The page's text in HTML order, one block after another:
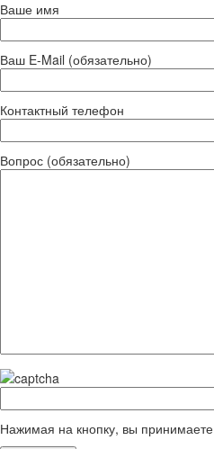
Ваше имя
Ваш E-Mail (обязательно)
Контактный телефон
Вопрос (обязательно)
Нажимая на кнопку, вы принимаете